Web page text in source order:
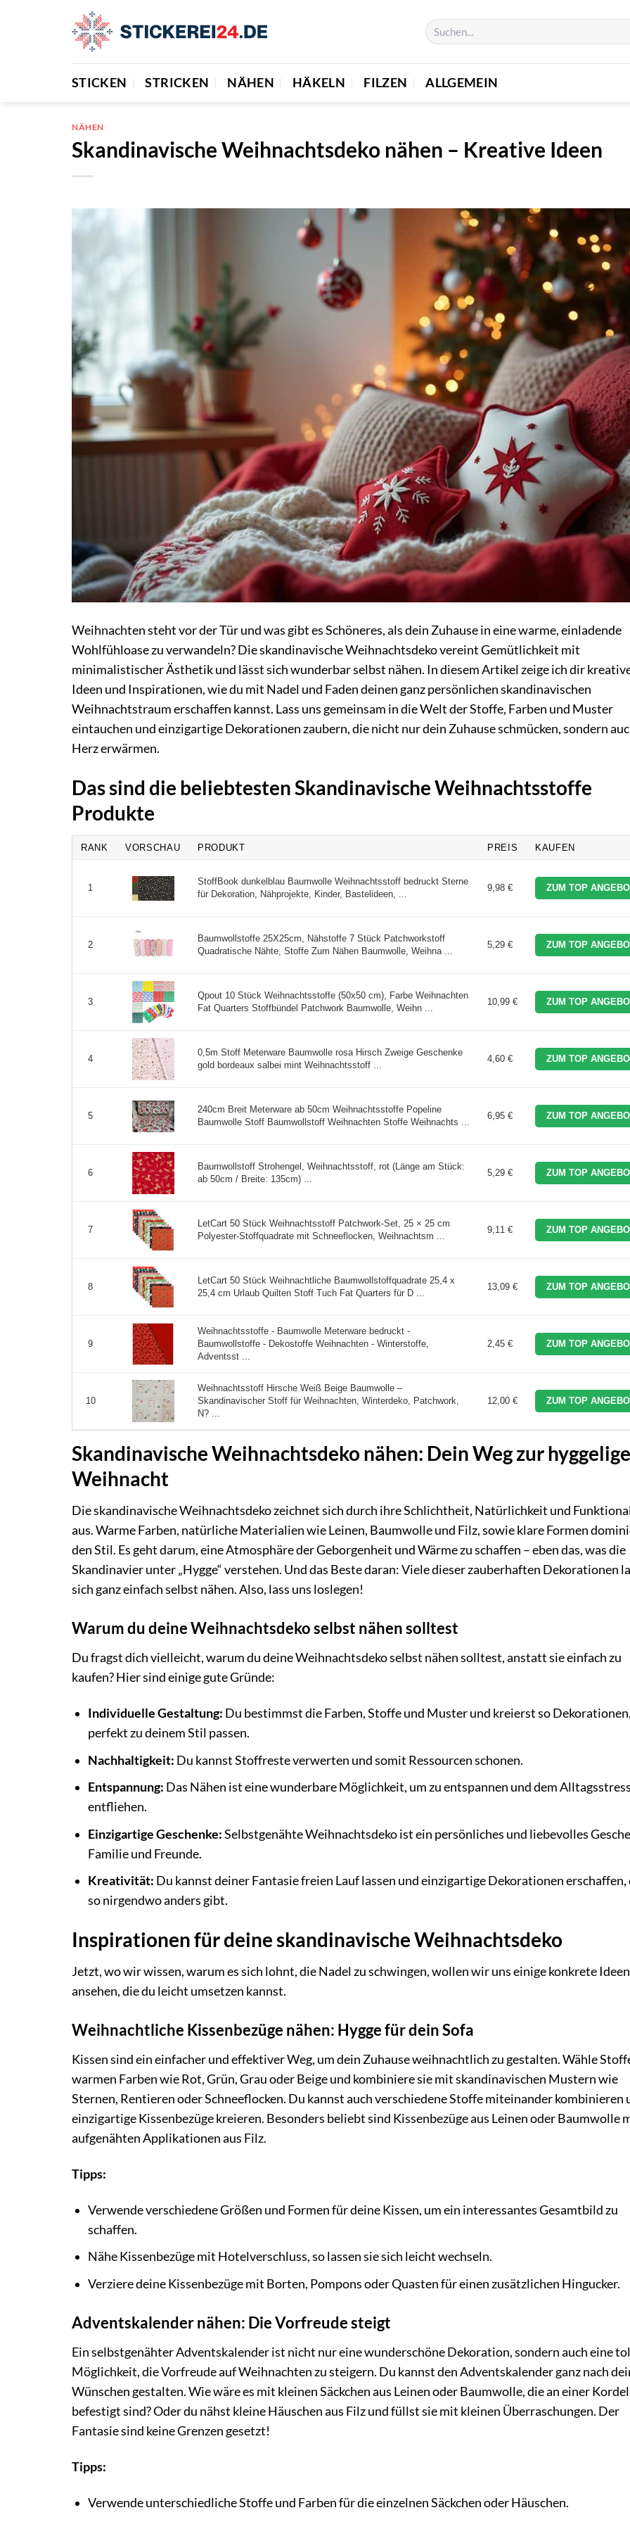
STICKEN STRICKEN NÄHEN HÄKELN FILZEN ALLGEMEIN
NÄHEN
Skandinavische Weihnachtsdeko nähen – Kreative Ideen
Weihnachten steht vor der Tür und was gibt es Schöneres, als dein Zuhause in eine warme, einladende
Wohlfühloase zu verwandeln? Die skandinavische Weihnachtsdeko vereint Gemütlichkeit mit
minimalistischer Ästhetik und lässt sich wunderbar selbst nähen. In diesem Artikel zeige ich dir
Ideen und Inspirationen, wie du mit Nadel und Faden deinen ganz persönlichen skandinavischen
Weihnachtstraum erschaffen kannst. Lass uns gemeinsam in die Welt der Stoffe, Farben und Muster
eintauchen und einzigartige Dekorationen zaubern, die nicht nur dein Zuhause schmücken, sondern
Herz erwärmen.
Das sind die beliebtesten Skandinavische Weihnachtsstoffe
Produkte
RANK VORSCHAU PRODUKT PREIS KAUFEN
1
StoffBook dunkelblau Baumwolle Weihnachtsstoff bedruckt Sterne
für Dekoration, Nähprojekte, Kinder, Bastelideen, ...
9,98 € ZUM TOP
2
Baumwollstoffe 25X25cm, Nähstoffe 7 Stück Patchworkstoff
Quadratische Nähte, Stoffe Zum Nähen Baumwolle, Weihna ...
5,29 € ZUM TOP
3
Qpout 10 Stück Weihnachtsstoffe (50x50 cm), Farbe Weihnachten
Fat Quarters Stoffbündel Patchwork Baumwolle, Weihn ...
10,99 € ZUM TOP
4
0,5m Stoff Meterware Baumwolle rosa Hirsch Zweige Geschenke
gold bordeaux salbei mint Weihnachtsstoff ...
4,60 € ZUM TOP
5
240cm Breit Meterware ab 50cm Weihnachtsstoffe Popeline
Baumwolle Stoff Baumwollstoff Weihnachten Stoffe Weihnachts ...
6,95 € ZUM TOP
6
Baumwollstoff Strohengel, Weihnachtsstoff, rot (Länge am Stück:
ab 50cm / Breite: 135cm) ...
5,29 € ZUM TOP
7
LetCart 50 Stück Weihnachtsstoff Patchwork-Set, 25 × 25 cm
Polyester-Stoffquadrate mit Schneeflocken, Weihnachtsm ...
9,11 € ZUM TOP
8
LetCart 50 Stück Weihnachtliche Baumwollstoffquadrate 25,4 x
25,4 cm Urlaub Quilten Stoff Tuch Fat Quarters für D ...
13,09 € ZUM TOP
9
Weihnachtsstoffe - Baumwolle Meterware bedruckt -
Baumwollstoffe - Dekostoffe Weihnachten - Winterstoffe,
Adventsst ...
2,45 € ZUM TOP
10
Weihnachtsstoff Hirsche Weiß Beige Baumwolle –
Skandinavischer Stoff für Weihnachten, Winterdeko, Patchwork,
N? ...
12,00 € ZUM TOP
Skandinavische Weihnachtsdeko nähen: Dein Weg zur
Weihnacht
Die skandinavische Weihnachtsdeko zeichnet sich durch ihre Schlichtheit, Natürlichkeit und
aus. Warme Farben, natürliche Materialien wie Leinen, Baumwolle und Filz, sowie klare Formen
den Stil. Es geht darum, eine Atmosphäre der Geborgenheit und Wärme zu schaffen – eben das, was die
Skandinavier unter „Hygge“ verstehen. Und das Beste daran: Viele dieser zauberhaften Dekorationen
sich ganz einfach selbst nähen. Also, lass uns loslegen!
Warum du deine Weihnachtsdeko selbst nähen solltest
Du fragst dich vielleicht, warum du deine Weihnachtsdeko selbst nähen solltest, anstatt sie einfach zu
kaufen? Hier sind einige gute Gründe:
Individuelle Gestaltung: Du bestimmst die Farben, Stoffe und Muster und kreierst so
perfekt zu deinem Stil passen.
Nachhaltigkeit: Du kannst Stoffreste verwerten und somit Ressourcen schonen.
Entspannung: Das Nähen ist eine wunderbare Möglichkeit, um zu entspannen und dem
entfliehen.
Einzigartige Geschenke:Selbstgenähte Weihnachtsdeko ist ein persönliches und liebevolles
Familie und Freunde.
Kreativität: Du kannst deiner Fantasie freien Lauf lassen und einzigartige Dekorationen erschaffen,
so nirgendwo anders gibt.
Inspirationen für deine skandinavische Weihnachtsdeko
Jetzt, wo wir wissen, warum es sich lohnt, die Nadel zu schwingen, wollen wir uns einige konkrete Ideen
ansehen, die du leicht umsetzen kannst.
Weihnachtliche Kissenbezüge nähen: Hygge für dein Sofa
Kissen sind ein einfacher und effektiver Weg, um dein Zuhause weihnachtlich zu gestalten. Wähle
warmen Farben wie Rot, Grün, Grau oder Beige und kombiniere sie mit skandinavischen Mustern wie
Sternen, Rentieren oder Schneeflocken. Du kannst auch verschiedene Stoffe miteinander kombinieren
einzigartige Kissenbezüge kreieren. Besonders beliebt sind Kissenbezüge aus Leinen oder Baumwolle
aufgenähten Applikationen aus Filz.
Tipps:
Verwende verschiedene Größen und Formen für deine Kissen, um ein interessantes Gesamtbild zu
schaffen.
Nähe Kissenbezüge mit Hotelverschluss, so lassen sie sich leicht wechseln.
Verziere deine Kissenbezüge mit Borten, Pompons oder Quasten für einen zusätzlichen Hingucker.
Adventskalender nähen: Die Vorfreude steigt
Ein selbstgenähter Adventskalender ist nicht nur eine wunderschöne Dekoration, sondern auch eine
Möglichkeit, die Vorfreude auf Weihnachten zu steigern. Du kannst den Adventskalender ganz nach
Wünschen gestalten. Wie wäre es mit kleinen Säckchen aus Leinen oder Baumwolle, die an einer Kordel
befestigt sind? Oder du nähst kleine Häuschen aus Filz und füllst sie mit kleinen Überraschungen. Der
Fantasie sind keine Grenzen gesetzt!
Tipps:
Verwende unterschiedliche Stoffe und Farben für die einzelnen Säckchen oder Häuschen.